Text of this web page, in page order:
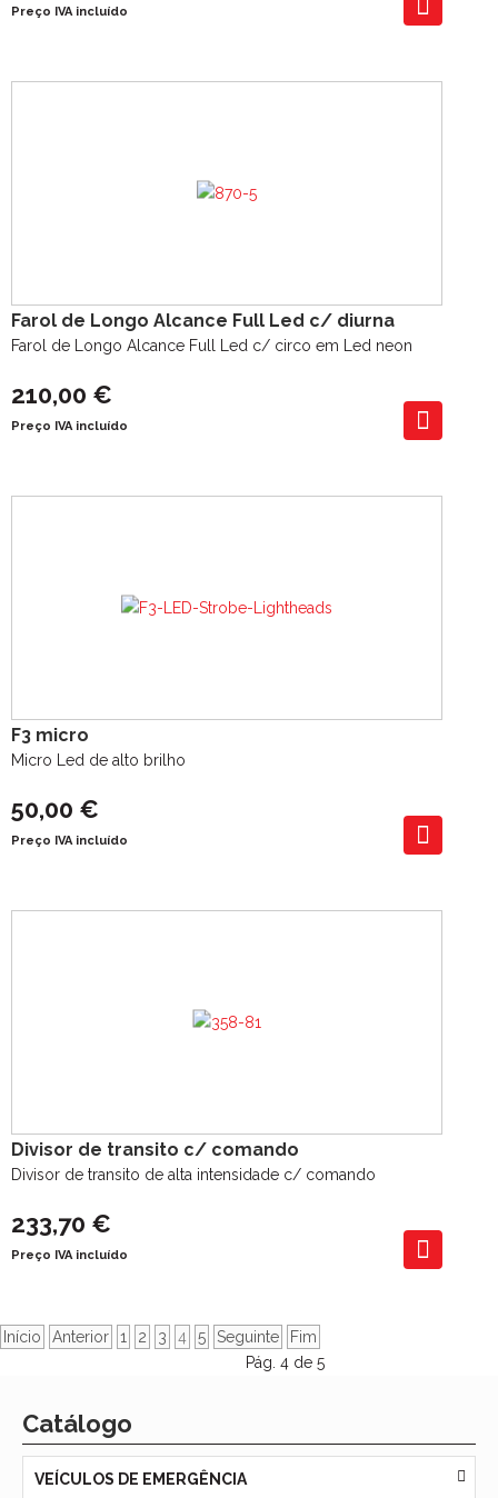
Preço IVA incluído
Farol de Longo Alcance Full Led c/ diurna
Farol de Longo Alcance Full Led c/ circo em Led neon
210,00 €
Preço IVA incluído
F3 micro
Micro Led de alto brilho
50,00 €
Preço IVA incluído
Divisor de transito c/ comando
Divisor de transito de alta intensidade c/ comando
233,70 €
Preço IVA incluído
Início Anterior 1 2 3 4 5 Seguinte
Fim
Pág. 4 de 5
Catálogo
VEÍCULOS DE EMERGÊNCIA